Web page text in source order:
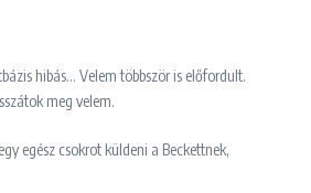
hibás… Velem többször is előfordult.
meg velem.
egész csokrot küldeni a Beckettnek,